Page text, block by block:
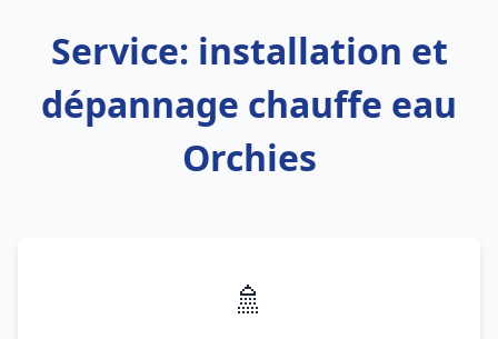
Service: installation et
dépannage chauffe eau
Orchies
🚿